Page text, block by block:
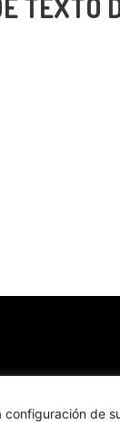
configuración de
TEXTO